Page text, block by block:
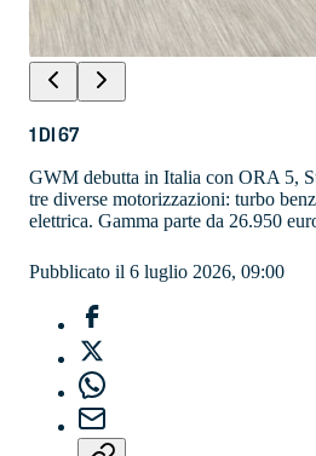
1DI67
GWM debutta in Italia con ORA 5,
tre diverse motorizzazioni: turbo
elettrica. Gamma parte da 26.950
Pubblicato il 6 luglio 2026, 09:00